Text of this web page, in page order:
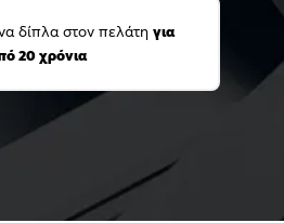
δίπλα στον πελάτη για
20 χρόνια